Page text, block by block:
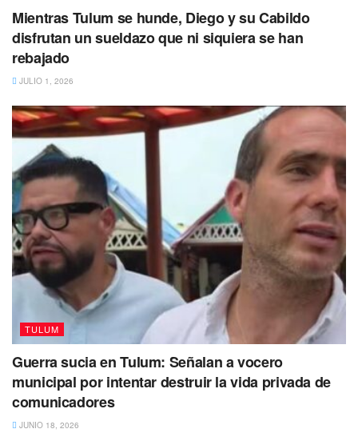
Mientras Tulum se hunde, Diego y su Cabildo
disfrutan un sueldazo que ni siquiera se han
rebajado
JULIO 1, 2026
TULUM
Guerra sucia en Tulum: Señalan a vocero
municipal por intentar destruir la vida privada de
comunicadores
JUNIO 18, 2026